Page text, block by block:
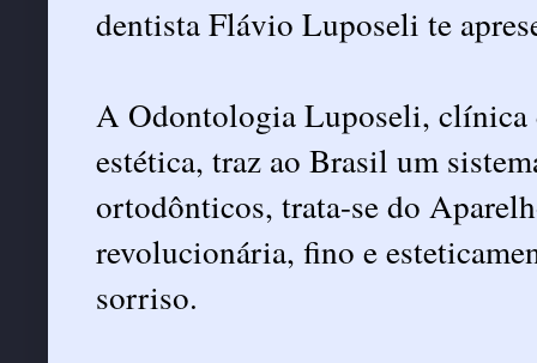
dentista Flávio Luposeli te
A Odontologia Luposeli, clínica
estética, traz ao Brasil um
ortodônticos, trata-se do
revolucionária, fino e
sorriso.